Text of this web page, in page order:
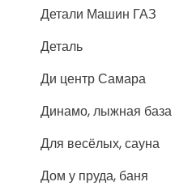
Детали Машин ГАЗ
Деталь
Ди центр Самара
Динамо, лыжная база
Для весёлых, сауна
Дом у пруда, баня